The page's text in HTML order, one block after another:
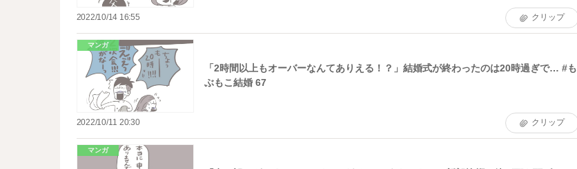
2022/10/14 16:55 クリップ
マンガ
「2時間以上もオーバーなんてありえる！？」結婚式が終わったのは20時過ぎで… #も
ぶもこ結婚 67
2022/10/11 20:30 クリップ
マンガ